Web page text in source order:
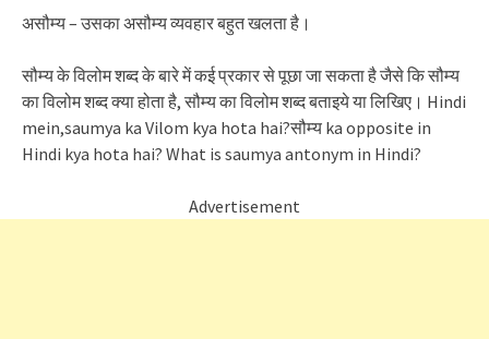
असौम्य – उसका असौम्य व्यवहार बहुत खलता है।
सौम्य के विलोम शब्द के बारे में कई प्रकार से पूछा जा सकता है जैसे कि सौम्य
का विलोम शब्द क्या होता है, सौम्य का विलोम शब्द बताइये या लिखिए। Hindi
mein,saumya ka Vilom kya hota hai?सौम्य ka opposite in
Hindi kya hota hai? What is saumya antonym in Hindi?
Advertisement